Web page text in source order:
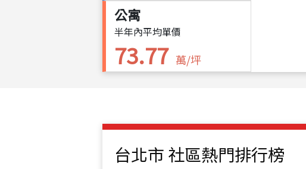
公寓
半年內平均單價
73.77 萬/坪
台北市 社區熱門排行榜